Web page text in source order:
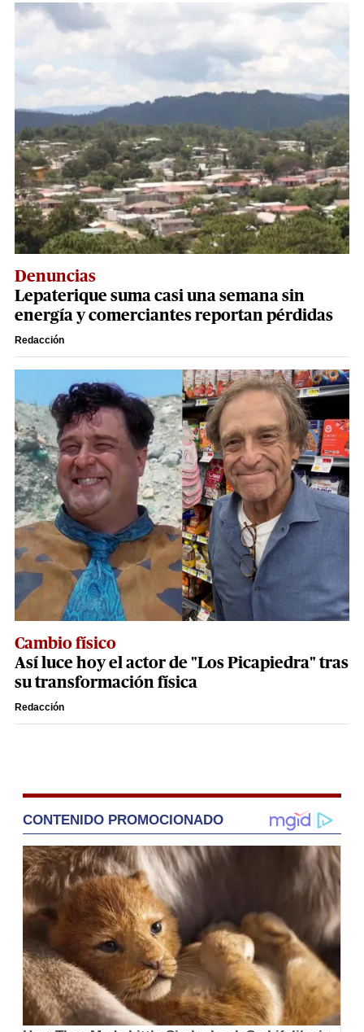
Denuncias
Lepaterique suma casi una semana sin
energía y comerciantes reportan pérdidas
Redacción
Cambio físico
Así luce hoy el actor de "Los Picapiedra" tras
su transformación física
Redacción
CONTENIDO PROMOCIONADO